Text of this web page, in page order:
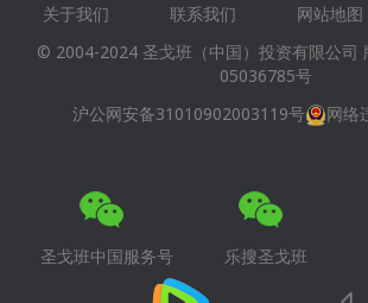
Footer
menu
关于我们 联系我们 网站地图
© 2004-2024 圣戈班（中国）投资有限公司
05036785号
沪公网安备31010902003119号
网络
圣戈班中国服务号 乐搜圣戈班